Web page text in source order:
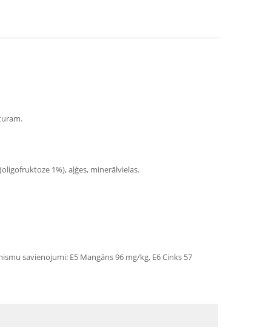
1%), aļģes, minerālvielas.
savienojumi: E5 Mangāns 96 mg/kg, E6 Cinks 57